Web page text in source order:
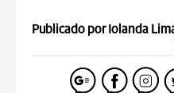
Publicado por Iolanda